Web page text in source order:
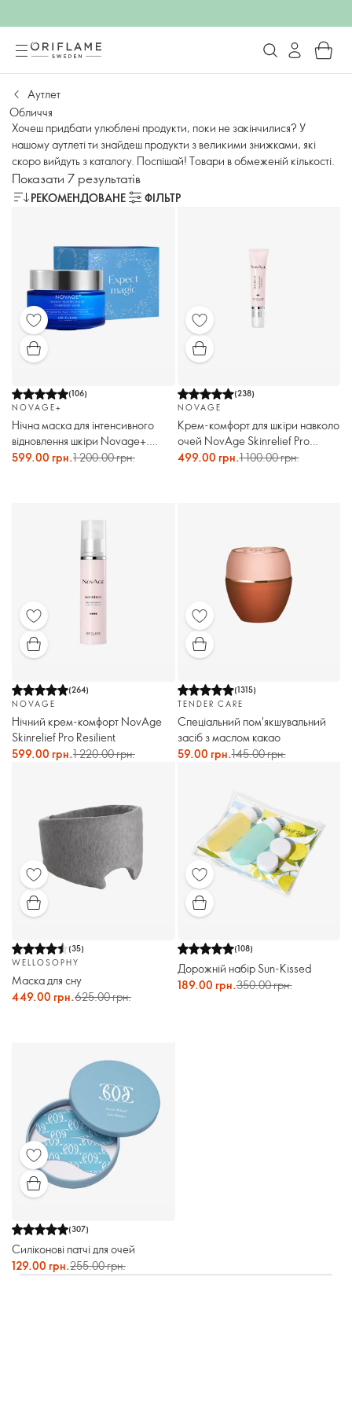
Аутлет
Обличчя
Хочеш придбати улюблені продукти, поки не закінчилися? У
нашому аутлеті ти знайдеш продукти з великими знижками, які
скоро вийдуть з каталогу. Поспішай! Товари в обмеженій кількості.
Показати 7 результатів
РЕКОМЕНДОВАНЕ ФІЛЬТР
(106)
NOVAGE+
Нічна маска для інтенсивного
відновлення шкіри Novage+.
Святковий випуск
599.00 грн.1 200.00 грн.
(238)
NOVAGE
Крем-комфорт для шкіри навколо
очей NovAge Skinrelief Pro
Resilient
499.00 грн.1 100.00 грн.
(264)
NOVAGE
Нічний крем-комфорт NovAge
Skinrelief Pro Resilient
599.00 грн.1 220.00 грн.
(1315)
TENDER CARE
Спеціальний пом'якшувальний
засіб з маслом какао
59.00 грн.145.00 грн.
(35)
WELLOSOPHY
Маска для сну
449.00 грн.625.00 грн.
(108)
Дорожній набір Sun-Kissed
189.00 грн.350.00 грн.
(307)
Силіконові патчі для очей
129.00 грн.255.00 грн.